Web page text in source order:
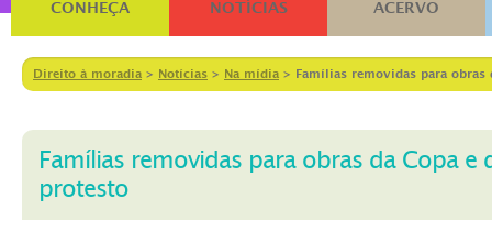
CONHEÇA NOTÍCIAS ACERVO
Direito à moradia > Notícias > Na mídia > Famílias removidas para
Famílias removidas para obras da Copa e
protesto